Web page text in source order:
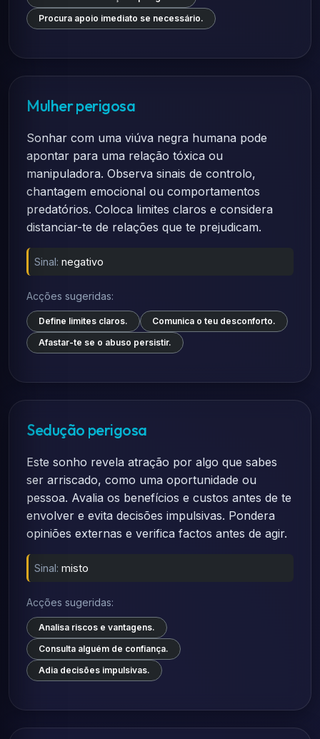
Procura apoio imediato se necessário.
Mulher perigosa
Sonhar com uma viúva negra humana pode
apontar para uma relação tóxica ou
manipuladora. Observa sinais de controlo,
chantagem emocional ou comportamentos
predatórios. Coloca limites claros e considera
distanciar-te de relações que te prejudicam.
Sinal: negativo
Acções sugeridas:
Define limites claros.
Comunica o teu desconforto.
Afastar-te se o abuso persistir.
Sedução perigosa
Este sonho revela atração por algo que sabes
ser arriscado, como uma oportunidade ou
pessoa. Avalia os benefícios e custos antes de te
envolver e evita decisões impulsivas. Pondera
opiniões externas e verifica factos antes de agir.
Sinal: misto
Acções sugeridas:
Analisa riscos e vantagens.
Consulta alguém de confiança.
Adia decisões impulsivas.